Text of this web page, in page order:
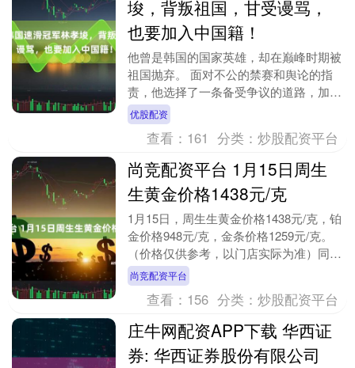
埈，背叛祖国，甘受谩骂，
也要加入中国籍！
他曾是韩国的国家英雄，却在巅峰时期被
祖国抛弃。 面对不公的禁赛和舆论的指
责，他选择了一条备受争议的道路，加入
中国国籍。 这个决定让他背上了“叛徒”的
骂名，但也给....
优股配资
查看： 161 分类：炒股配资平台
尚竞配资平台 1月15日周生
生黄金价格1438元/克
1月15日，周生生黄金价格1438元/克，铂
金价格948元/克，金条价格1259元/克。
（价格仅供参考，以门店实际为准）同日
上海黄金交易所现货黄金AU9999最....
尚竞配资平台
查看： 156 分类：炒股配资平台
庄牛网配资APP下载 华西证
券: 华西证券股份有限公司